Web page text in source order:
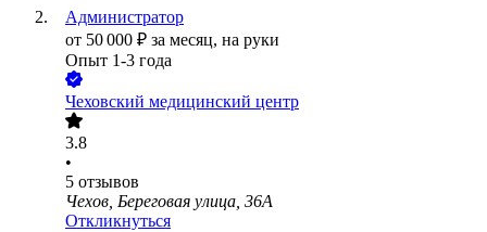
Администратор
от 50 000 ₽ за месяц, на руки
Опыт 1-3 года
Чеховский медицинский центр
3.8
•
5 отзывов
Чехов, Береговая улица, 36А
Откликнуться